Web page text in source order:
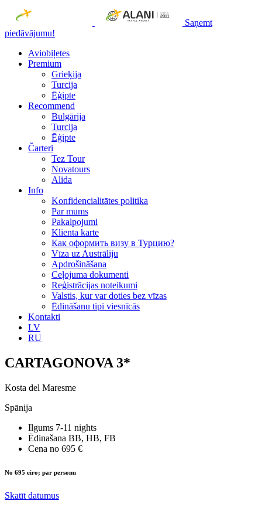
Saņemt
piedāvājumu!
Aviobiļetes
Premium
Grieķija
Turcija
Ēģipte
Recommend
Bulgārija
Turcija
Ēģipte
Čarteri
Tez Tour
Novatours
Alida
Info
Konfidencialitātes politika
Par mums
Рakalpojumi
Klienta karte
Как оформить визу в Турцию?
Vīza uz Austrāliju
Apdrošināšana
Ceļojuma dokumenti
Reģistrācijas noteikumi
Valstis, kur var doties bez vīzas
Ēdināšanu tipi viesnīcās
Kontakti
LV
RU
CARTAGONOVA 3*
Kosta del Maresme
Spānija
Ilgums 7-11 nights
Ēdinašana BB, HB, FB
Cena no 695 €
No 695 eiro; par personu
Skatīt datumus